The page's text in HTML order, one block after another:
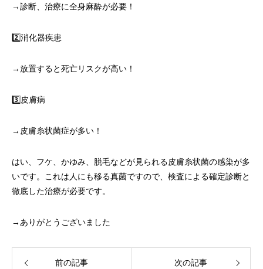
→診断、治療に全身麻酔が必要！
2️⃣消化器疾患
→放置すると死亡リスクが高い！
3️⃣皮膚病
→皮膚糸状菌症が多い！
はい、フケ、かゆみ、脱毛などが見られる皮膚糸状菌の感染が多
いです。これは人にも移る真菌ですので、検査による確定診断と
徹底した治療が必要です。
→ありがとうございました
前の記事 次の記事